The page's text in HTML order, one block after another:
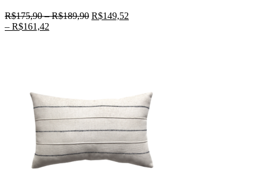
R$175,90–R$189,90 R$149,52
– R$161,42